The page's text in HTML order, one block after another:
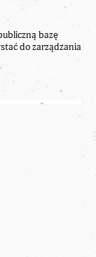
bazę
do zarządzania